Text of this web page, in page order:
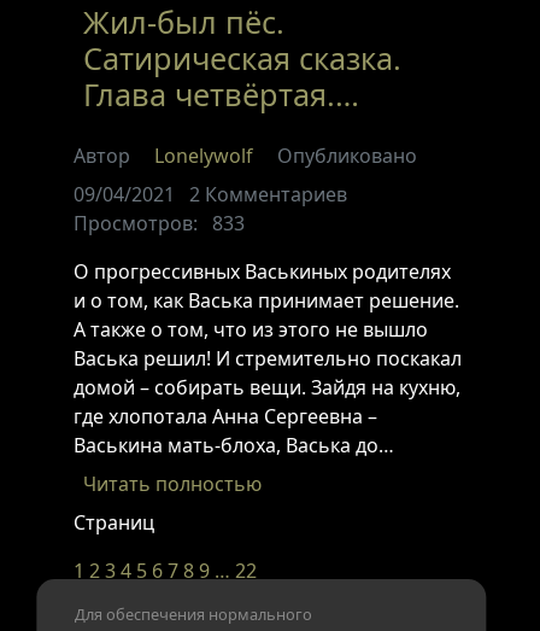
Жил-был пёс.
Сатирическая сказка.
Глава четвёртая.…
Автор Lonelywolf
Опубликовано
09/04/2021
2 Комментариев
Просмотров:
833
О прогрессивных Васькиных родителях
и о том, как Васька принимает решение.
А также о том, что из этого не вышло
Васька решил! И стремительно поскакал
домой – собирать вещи. Зайдя на кухню,
где хлопотала Анна Сергеевна –
Васькина мать-блоха, Васька до…
Читать полностью
Страниц
1 234 5 6789 … 22
Для обеспечения нормального